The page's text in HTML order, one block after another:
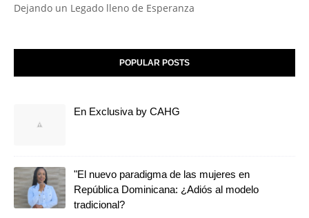
Dejando un Legado lleno de Esperanza
POPULAR POSTS
En Exclusiva by CAHG
"El nuevo paradigma de las mujeres en
República Dominicana: ¿Adiós al modelo
tradicional?